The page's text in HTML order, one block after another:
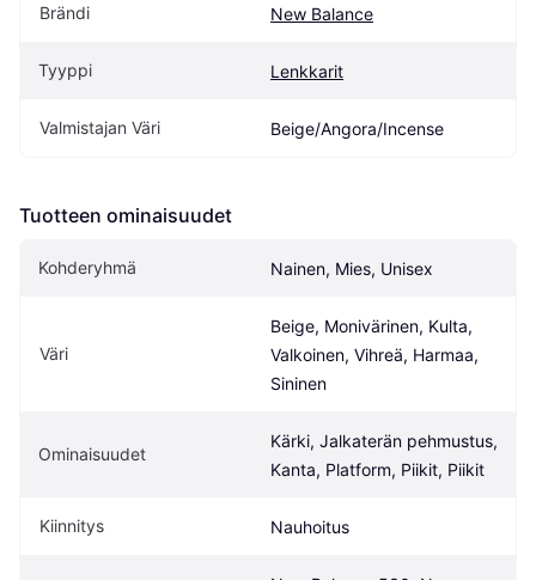
Brändi New Balance
Tyyppi Lenkkarit
Valmistajan Väri Beige/Angora/Incense
Tuotteen ominaisuudet
Kohderyhmä Nainen, Mies, Unisex
Väri
Beige, Monivärinen, Kulta,
Valkoinen, Vihreä, Harmaa,
Sininen
Ominaisuudet
Kärki, Jalkaterän pehmustus,
Kanta, Platform, Piikit, Piikit
Kiinnitys Nauhoitus